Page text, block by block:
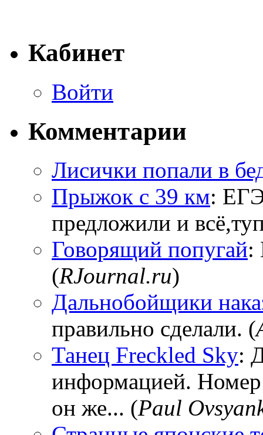
Кабинет
Войти
Комментарии
Лисички попали в
Прыжок с 39 км:
предложили и
Говорящий попугай:
(RJournal.ru)
Дальнобойщики
правильно сделали. (
Танец Freckled Sky:
информацией.
он же... (Paul